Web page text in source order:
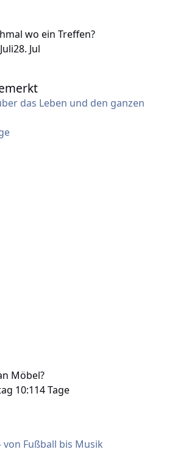
wo ein Treffen?
28. Jul
das Leben und den ganzen
Möbel?
10:114 Tage
Fußball bis Musik